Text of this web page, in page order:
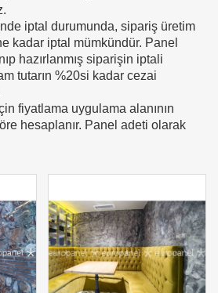
iptal durumunda, sipariş üretim
kadar iptal mümkündür. Panel
hazırlanmış siparişin iptali
tutarın %20si kadar cezai
fiyatlama uygulama alanının
hesaplanır. Panel adeti olarak